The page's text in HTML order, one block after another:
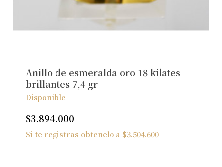
No hay productos en el carrito.
Ver Joyas
Anillo de esmeralda oro 18 kilates
brillantes 7,4 gr
Disponible
$3.894.000
Si te registras obtenelo a $3.504.600